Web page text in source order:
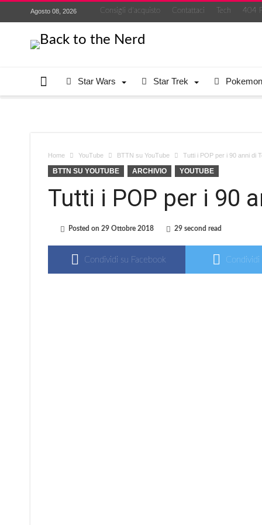
Agosto 08, 2026 Consigli d’acquisto Contattaci Tech 404
Star Wars Star Trek Pokemon
Home YouTube BTTN su YouTube Tutti i POP per i 90 anni di
BTTN SU YOUTUBE ARCHIVIO YOUTUBE
Tutti i POP per i 90
Posted on 29 Ottobre 2018 29 second read
Condividi su Facebook